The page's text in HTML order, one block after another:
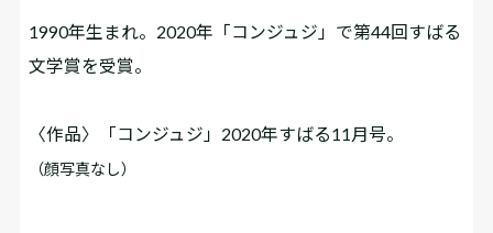
1990年生まれ。2020年「コンジュジ」で第44回すばる
文学賞を受賞。
〈作品〉「コンジュジ」2020年すばる11月号。
（顔写真なし）